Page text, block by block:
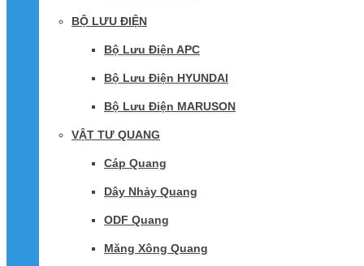
BỘ LƯU ĐIỆN
Bộ Lưu Điện APC
Bộ Lưu Điện HYUNDAI
Bộ Lưu Điện MARUSON
VẬT TƯ QUANG
Cáp Quang
Dây Nhảy Quang
ODF Quang
Măng Xông Quang